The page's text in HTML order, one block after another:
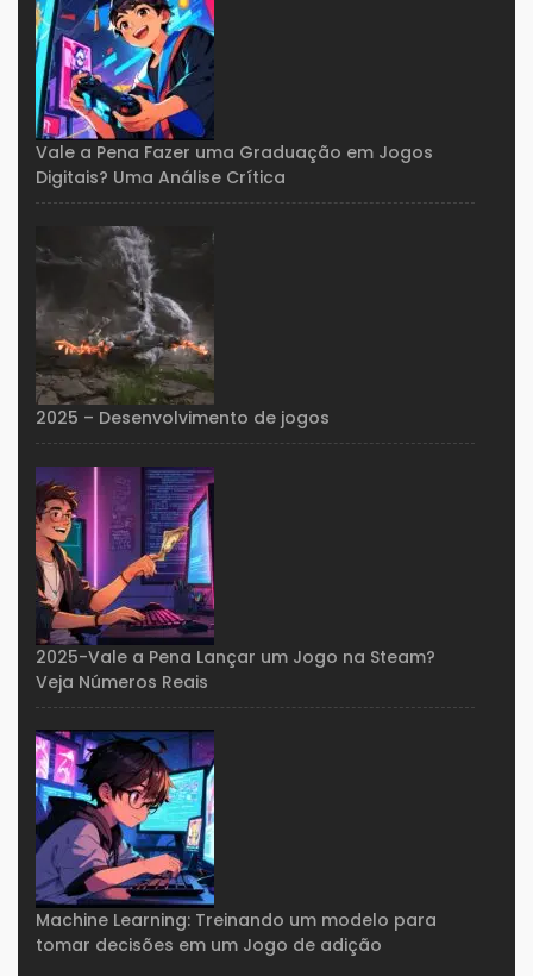
Vale a Pena Fazer uma Graduação em Jogos
Digitais? Uma Análise Crítica
2025 – Desenvolvimento de jogos
2025-Vale a Pena Lançar um Jogo na Steam?
Veja Números Reais
Machine Learning: Treinando um modelo para
tomar decisões em um Jogo de adição